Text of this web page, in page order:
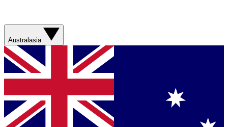
Australasia